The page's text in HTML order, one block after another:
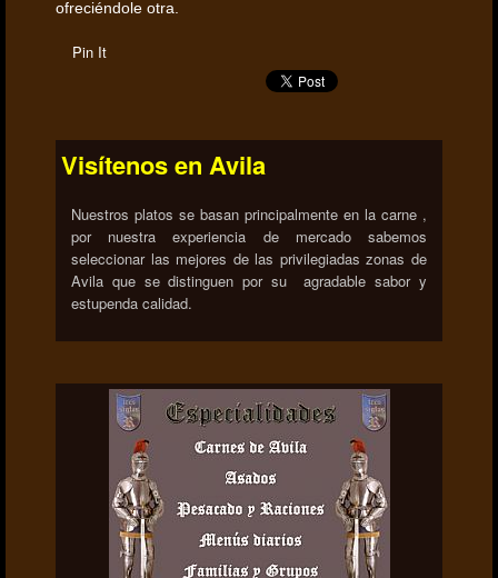
ofreciéndole otra.
Pin It
Visítenos en Avila
Nuestros platos se basan principalmente en la carne ,
por nuestra experiencia de mercado sabemos
seleccionar las mejores de las privilegiadas zonas de
Avila que se distinguen por su agradable sabor y
estupenda calidad.